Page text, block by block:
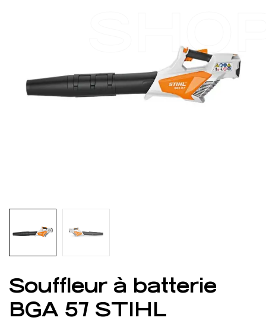
Souffleur à batterie
BGA 57 STIHL